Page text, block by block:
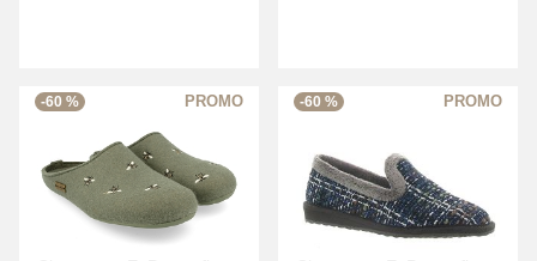
-60 % -60 %